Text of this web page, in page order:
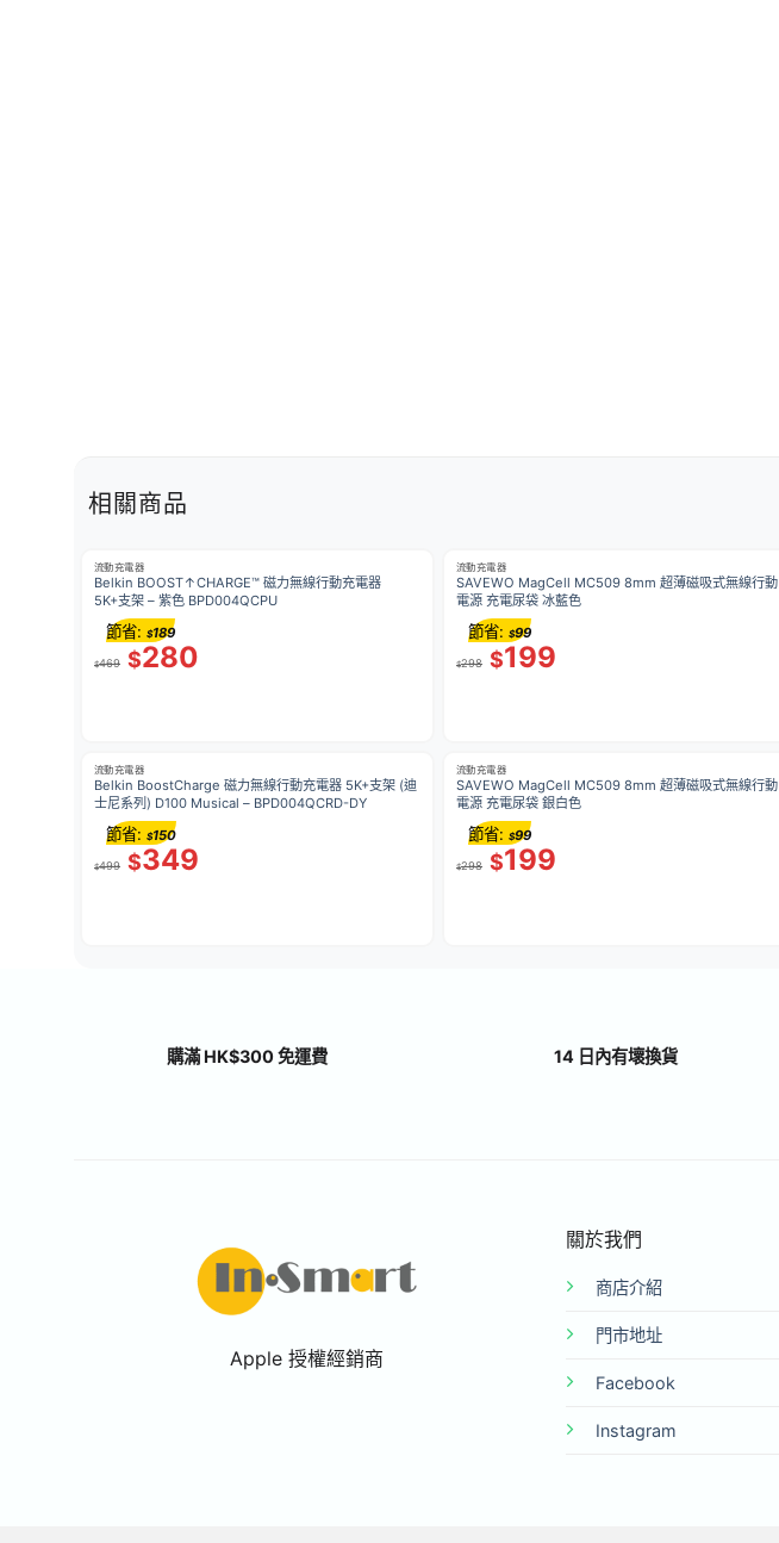
相關商品
流動充電器
Belkin BOOST↑CHARGE™ 磁力無線行動充電器
5K+支架 – 紫色 BPD004QCPU
$469 $280
節省: $189
流動充電器
SAVEWO MagCell MC509 8mm 超薄磁吸式無線行動
電源 充電尿袋 冰藍色
$298 $199
節省: $99
流動充電器
Belkin BoostCharge 磁力無線行動充電器 5K+支架 (迪
士尼系列) D100 Musical – BPD004QCRD-DY
$499 $349
節省: $150
流動充電器
SAVEWO MagCell MC509 8mm 超薄磁吸式無線行動
電源 充電尿袋 銀白色
$298 $199
節省: $99
購滿 HK$300 免運費 14 日內有壞換貨
Apple 授權經銷商
關於我們
商店介紹
門市地址
Facebook
Instagram